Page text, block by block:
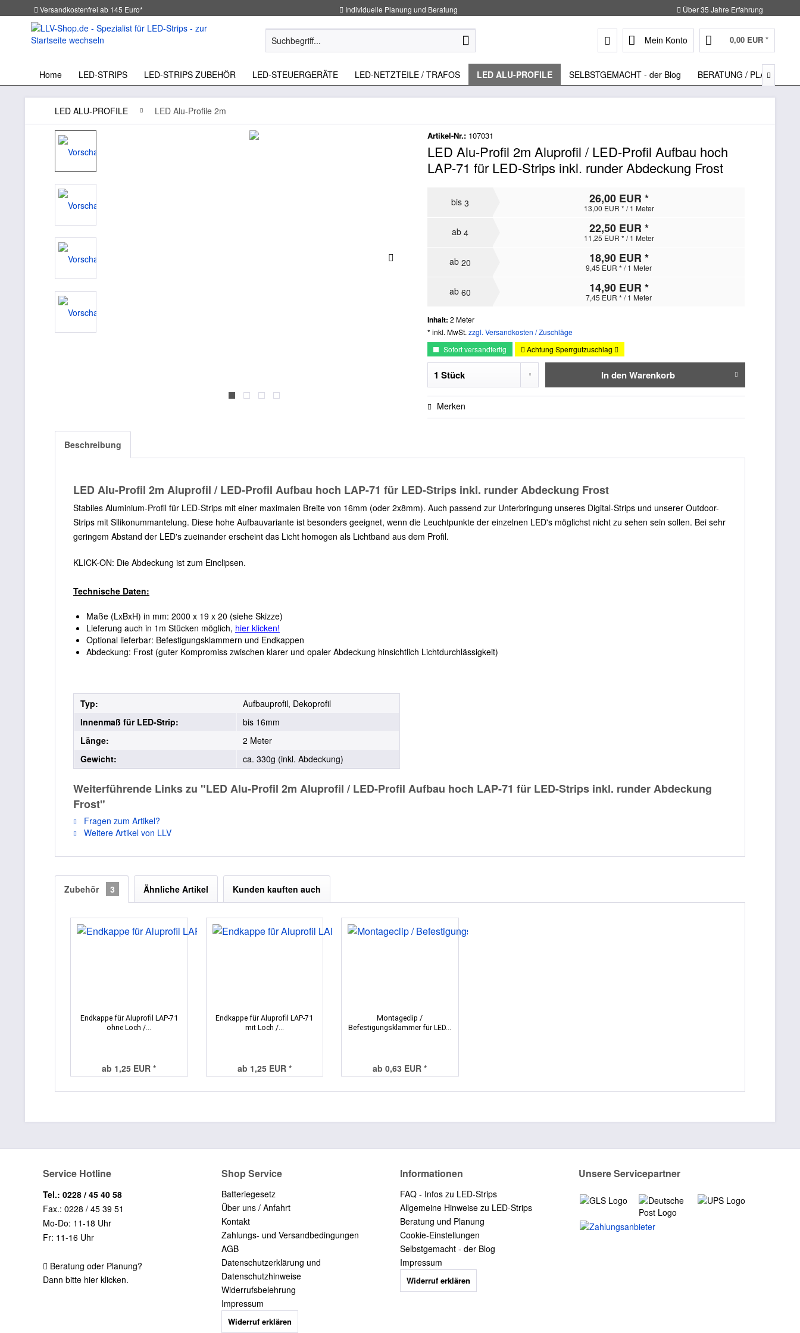
Versandkostenfrei ab 145 Euro* Individuelle Planung und Beratung Über 35 Jahre Erfahrung
Mein Konto 0,00 EUR *
Home LED-STRIPS LED-STRIPS ZUBEHÖR LED-STEUERGERÄTE LED-NETZTEILE / TRAFOS LED ALU-PROFILE SELBSTGEMACHT - der Blog BERATUNG / PLANUNG

LED ALU-PROFILE LED Alu-Profile 2m
Artikel-Nr.: 107031
LED Alu-Profil 2m Aluprofil / LED-Profil Aufbau hoch
LAP-71 für LED-Strips inkl. runder Abdeckung Frost
bis3 26,00 EUR *
13,00 EUR * / 1 Meter
ab4 22,50 EUR *
11,25 EUR * / 1 Meter
ab20 18,90 EUR *
9,45 EUR * / 1 Meter
ab60 14,90 EUR *
7,45 EUR * / 1 Meter
Inhalt:2 Meter
* inkl. MwSt.zzgl. Versandkosten / Zuschläge
Sofort versandfertig
Achtung Sperrgutzuschlag
In denWarenkorb
Merken
Beschreibung
LED Alu-Profil 2m Aluprofil / LED-Profil Aufbau hoch LAP-71 für LED-Strips inkl. runder Abdeckung Frost
Stabiles Aluminium-Profil für LED-Strips mit einer maximalen Breite von 16mm (oder 2x8mm). Auch passend zur Unterbringung unseres Digital-Strips und unserer Outdoor-
Strips mit Silikonummantelung. Diese hohe Aufbauvariante ist besonders geeignet, wenn die Leuchtpunkte der einzelnen LED's möglichst nicht zu sehen sein sollen. Bei sehr
geringem Abstand der LED's zueinander erscheint das Licht homogen als Lichtband aus dem Profil.
KLICK-ON: Die Abdeckung ist zum Einclipsen.
Technische Daten:
Maße (LxBxH) in mm: 2000 x 19 x 20 (siehe Skizze)
Lieferung auch in 1m Stücken möglich, hier klicken!
Optional lieferbar: Befestigungsklammern und Endkappen
Abdeckung: Frost (guter Kompromiss zwischen klarer und opaler Abdeckung hinsichtlich Lichtdurchlässigkeit)
Typ:
Aufbauprofil, Dekoprofil
Innenmaß für LED-Strip:
bis 16mm
Länge:
2 Meter
Gewicht:
ca. 330g (inkl. Abdeckung)
Weiterführende Links zu "LED Alu-Profil 2m Aluprofil / LED-Profil Aufbau hoch LAP-71 für LED-Strips inkl. runder Abdeckung
Frost"
Fragen zum Artikel?
Weitere Artikel von LLV
Zubehör 3 Ähnliche Artikel Kunden kauften auch
Endkappe für Aluprofil LAP-71
ohne Loch /...
ab 1,25 EUR *
Endkappe für Aluprofil LAP-71
mit Loch /...
ab 1,25 EUR *
Montageclip /
Befestigungsklammer für LED...
ab 0,63 EUR *
Service Hotline
Tel.: 0228 / 45 40 58
Fax.: 0228 / 45 39 51
Mo-Do: 11-18 Uhr
Fr: 11-16 Uhr
Beratung oder Planung?
Dann bitte hier klicken.
Shop Service
Batteriegesetz
Über uns / Anfahrt
Kontakt
Zahlungs- und Versandbedingungen
AGB
Datenschutzerklärung und
Datenschutzhinweise
Widerrufsbelehrung
Impressum
Widerruf erklären
Informationen
FAQ - Infos zu LED-Strips
Allgemeine Hinweise zu LED-Strips
Beratung und Planung
Cookie-Einstellungen
Selbstgemacht - der Blog
Impressum
Widerruf erklären
Unsere Servicepartner